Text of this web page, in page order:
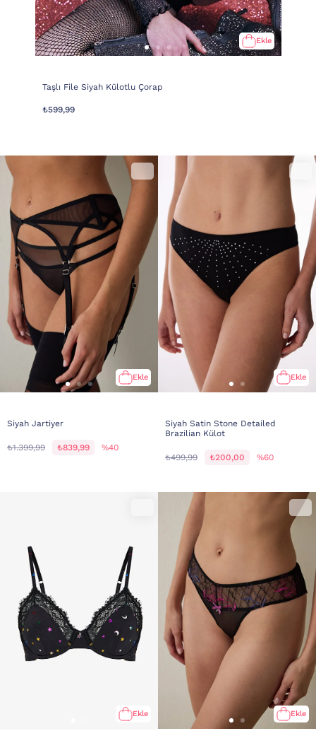
Ekle
Taşlı File Siyah Külotlu Çorap
₺599,99
Ekle
Siyah Jartiyer
₺1.399,99 ₺839,99 %40
Ekle
Siyah Satin Stone Detailed
Brazilian Külot
₺499,99 ₺200,00 %60
Ekle Ekle